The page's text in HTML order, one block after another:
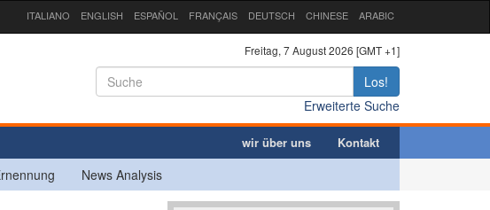
ITALIANO ENGLISH ESPAÑOL FRANÇAIS DEUTSCH CHINESE ARABIC
Freitag, 7 August 2026 [GMT +1]
Los!
Erweiterte Suche
wir über uns Kontakt
News Analysis